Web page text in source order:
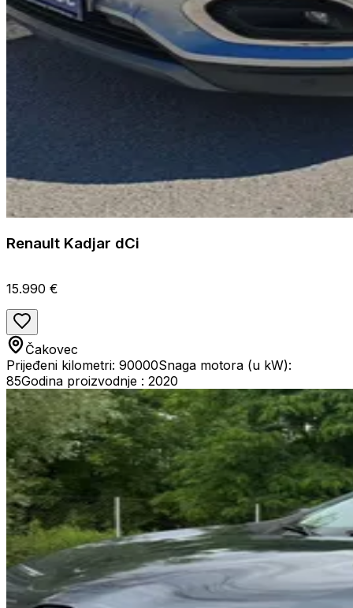
Renault Kadjar dCi
15.990 €
Čakovec
Prijeđeni kilometri: 90000Snaga motora (u kW):
85Godina proizvodnje : 2020